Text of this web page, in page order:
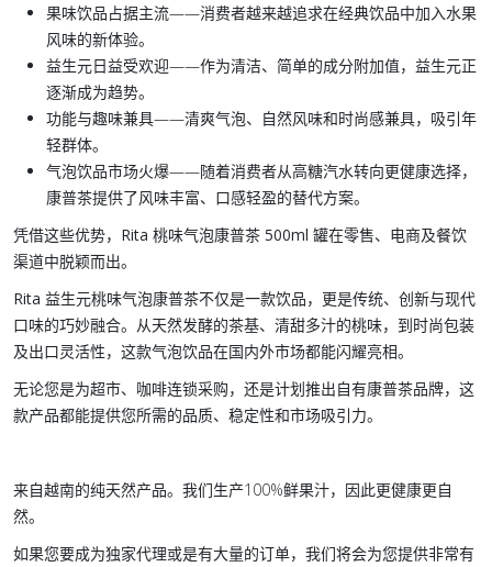
果味饮品占据主流——消费者越来越追求在经典饮品中加入水果
风味的新体验。
益生元日益受欢迎——作为清洁、简单的成分附加值，益生元正
逐渐成为趋势。
功能与趣味兼具——清爽气泡、自然风味和时尚感兼具，吸引年
轻群体。
气泡饮品市场火爆——随着消费者从高糖汽水转向更健康选择，
康普茶提供了风味丰富、口感轻盈的替代方案。
凭借这些优势， Rita 桃味气泡康普茶 500ml 罐在零售、电商及餐饮
渠道中脱颖而出。
Rita 益生元桃味气泡康普茶不仅是一款饮品，更是传统、创新与现代
口味的巧妙融合。从天然发酵的茶基、清甜多汁的桃味，到时尚包装
及出口灵活性，这款气泡饮品在国内外市场都能闪耀亮相。
无论您是为超市、咖啡连锁采购，还是计划推出自有康普茶品牌，这
款产品都能提供您所需的品质、稳定性和市场吸引力。
来自越南的纯天然产品。我们生产100%鲜果汁，因此更健康更自
然。
如果您要成为独家代理或是有大量的订单，我们将会为您提供非常有